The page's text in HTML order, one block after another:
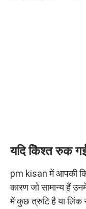
यदि किॆश्त रुक
pm kisan में आपकी
कारण जो सामान्य हैं
में कुछ त्रुटि है या लिंक